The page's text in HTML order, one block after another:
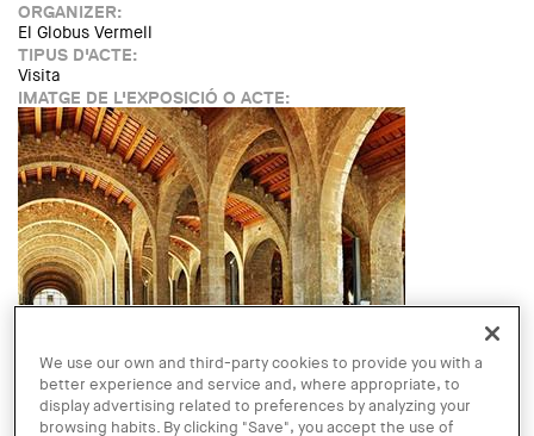
ORGANIZER:
El Globus Vermell
TIPUS D'ACTE:
Visita
IMATGE DE L'EXPOSICIÓ O ACTE:
NOM AUTOR:
Museu Marítim de Barcelona
LINK:
https://elglobusvermell.org/nova-visita-historia-viva-de-les-
We use our own and third-party cookies to provide you with a
better experience and service and, where appropriate, to
display advertising related to preferences by analyzing your
browsing habits. By clicking "Save", you accept the use of